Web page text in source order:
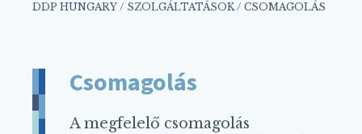
DDP HUNGARY / SZOLGÁLTATÁSOK/ CSOMAGOLÁS
Csomagolás
A megfelelő csomagolás